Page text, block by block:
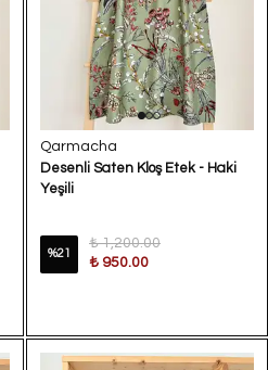
Qarmacha
Desenli Saten Kloş Etek - Haki
Yeşili
%21
₺ 1,200.00
₺ 950.00